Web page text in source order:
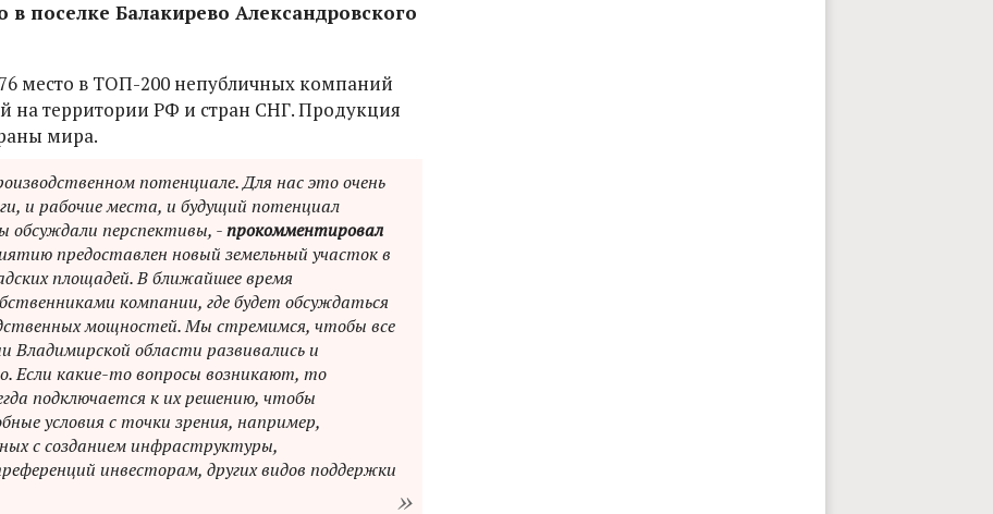
поселке Балакирево Александровского
место в ТОП-200 непубличных компаний
на территории РФ и стран СНГ. Продукция
мира.
потенциале. Для нас это очень
и рабочие места, и будущий потенциал
обсуждали перспективы, -прокомментировал
предоставлен новый земельный участок в
площадей. В ближайшее время
компании, где будет обсуждаться
мощностей. Мы стремимся, чтобы все
области развивались и
Если какие-то вопросы возникают, то
подключается к их решению, чтобы
условия с точки зрения, например,
с созданием инфраструктуры,
инвесторам, других видов поддержки